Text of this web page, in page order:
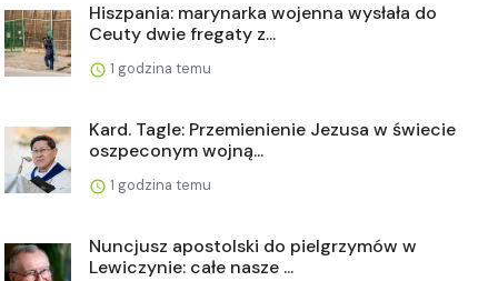
Hiszpania: marynarka wojenna wysłała do
Ceuty dwie fregaty z...
1 godzina temu
Kard. Tagle: Przemienienie Jezusa w świecie
oszpeconym wojną...
1 godzina temu
Nuncjusz apostolski do pielgrzymów w
Lewiczynie: całe nasze ...